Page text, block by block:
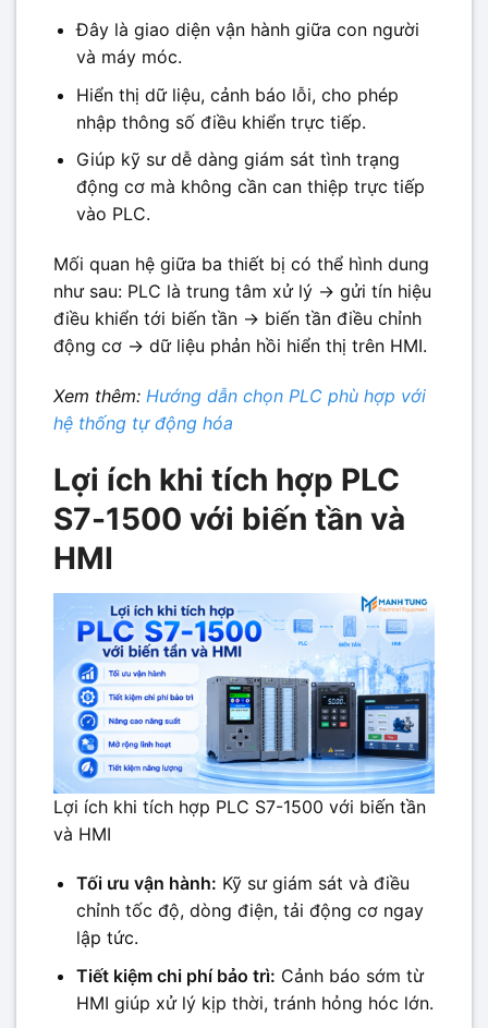
Đây là giao diện vận hành giữa con người
và máy móc.
Hiển thị dữ liệu, cảnh báo lỗi, cho phép
nhập thông số điều khiển trực tiếp.
Giúp kỹ sư dễ dàng giám sát tình trạng
động cơ mà không cần can thiệp trực tiếp
vào PLC.
Mối quan hệ giữa ba thiết bị có thể hình dung
như sau: PLC là trung tâm xử lý → gửi tín hiệu
điều khiển tới biến tần → biến tần điều chỉnh
động cơ → dữ liệu phản hồi hiển thị trên HMI.
Xem thêm: Hướng dẫn chọn PLC phù hợp với
hệ thống tự động hóa
Lợi ích khi tích hợp PLC
S7-1500 với biến tần và
HMI
Lợi ích khi tích hợp PLC S7-1500 với biến tần
và HMI
Tối ưu vận hành: Kỹ sư giám sát và điều
chỉnh tốc độ, dòng điện, tải động cơ ngay
lập tức.
Tiết kiệm chi phí bảo trì: Cảnh báo sớm từ
HMI giúp xử lý kịp thời, tránh hỏng hóc lớn.